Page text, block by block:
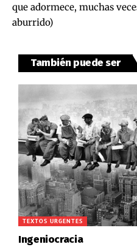
que adormece, muchas
aburrido)
También puede ser
TEXTOS URGENTES
Ingeniocracia